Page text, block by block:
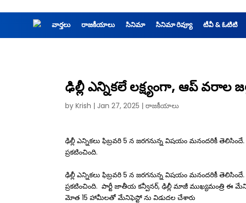
వార్తలు రాజకీయాలు సినిమా సినిమా రివ్యూ టీవీ & ఓటిటి
ఢిల్లీ ఎన్నికలే లక్ష్యంగా, ఆప్ వరాల
by Krish | Jan 27, 2025 | రాజకీయాలు
ఢిల్లీ ఎన్నికలు ఫిబ్రవరి 5 న జరగనున్న విషయం మనందరికీ
ప్రకటించింది.
ఢిల్లీ ఎన్నికలు ఫిబ్రవరి 5 న జరగనున్న విషయం మనందరికీ
ప్రకటించింది. పార్టీ జాతీయ కన్వీనర్, ఢిల్లీ మాజీ ముఖ్యమంత్రి ఈ
మోత 15 హామీలతో మేనిఫెస్టో ను విడుదల చేశారు